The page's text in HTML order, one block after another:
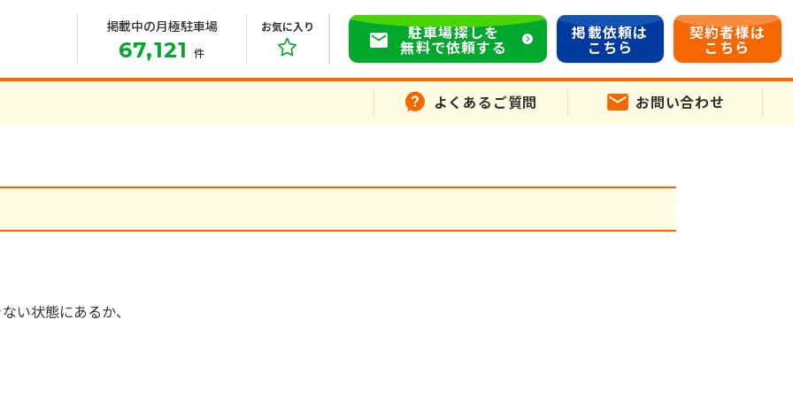
掲載中の月極駐車場
67,121 件
お気に入り 駐車場探しを
無料で依頼する
掲載依頼は
こちら
契約者様は
こちら
よくあるご質問 お問い合わせ
い状態にあるか、